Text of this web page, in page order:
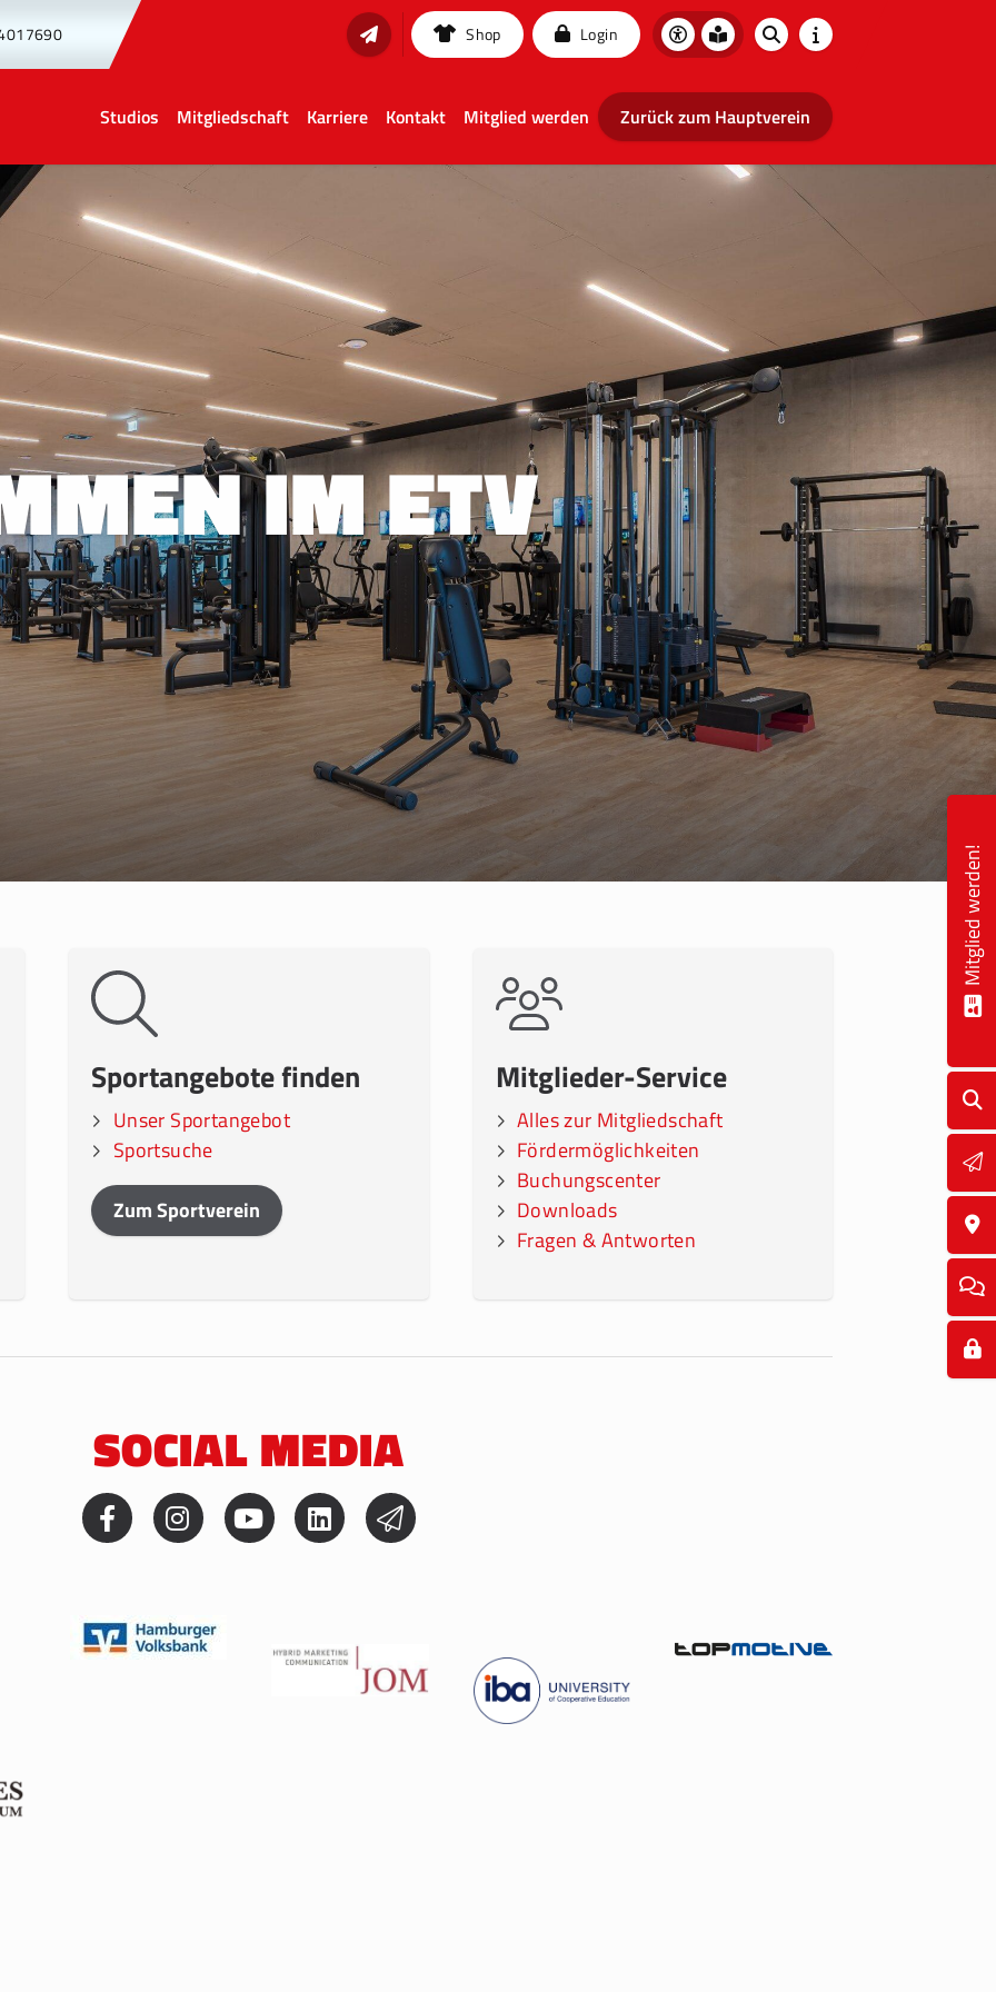
Shop Login
Studios Mitgliedschaft Karriere Kontakt Mitglied werden Zurück zum Hauptverein
IM ETV
Sportangebote finden
Unser Sportangebot
Sportsuche
Zum Sportverein
Mitglieder-Service
Alles zur Mitgliedschaft
Fördermöglichkeiten
Buchungscenter
Downloads
Fragen & Antworten
SOCIAL MEDIA
Mitglied werden!
Mitglieder-Service
Alles zur Mitgliedschaft
Downloads
Termine
Fragen & Antworten
Geschäftsstelle
Eimsbütteler Turnverband e. V.
Bundesstr. 96
20144 Hamburg
+49 40 4017690
info@etv-hamburg.de